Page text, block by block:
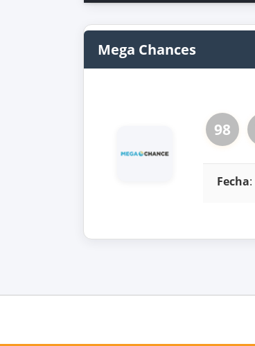
Mega Chances
98
Fecha: